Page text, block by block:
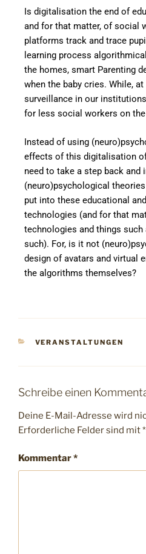
Is digitalisation the end of
and for that matter, of social
platforms track and trace
learning process
the homes, smart Parenting
when the baby cries. While,
surveillance in our
for less social workers on
Instead of using
effects of this digitalisation
need to take a step back and
(neuro)psychological
put into these educational
technologies (and for that
technologies and things
such). For, is it not
design of avatars and virtual
the algorithms themselves?
VERANSTALTUNGEN
Schreibe einen
Deine E-Mail-Adresse wird
Erforderliche Felder sind mit*
Kommentar*